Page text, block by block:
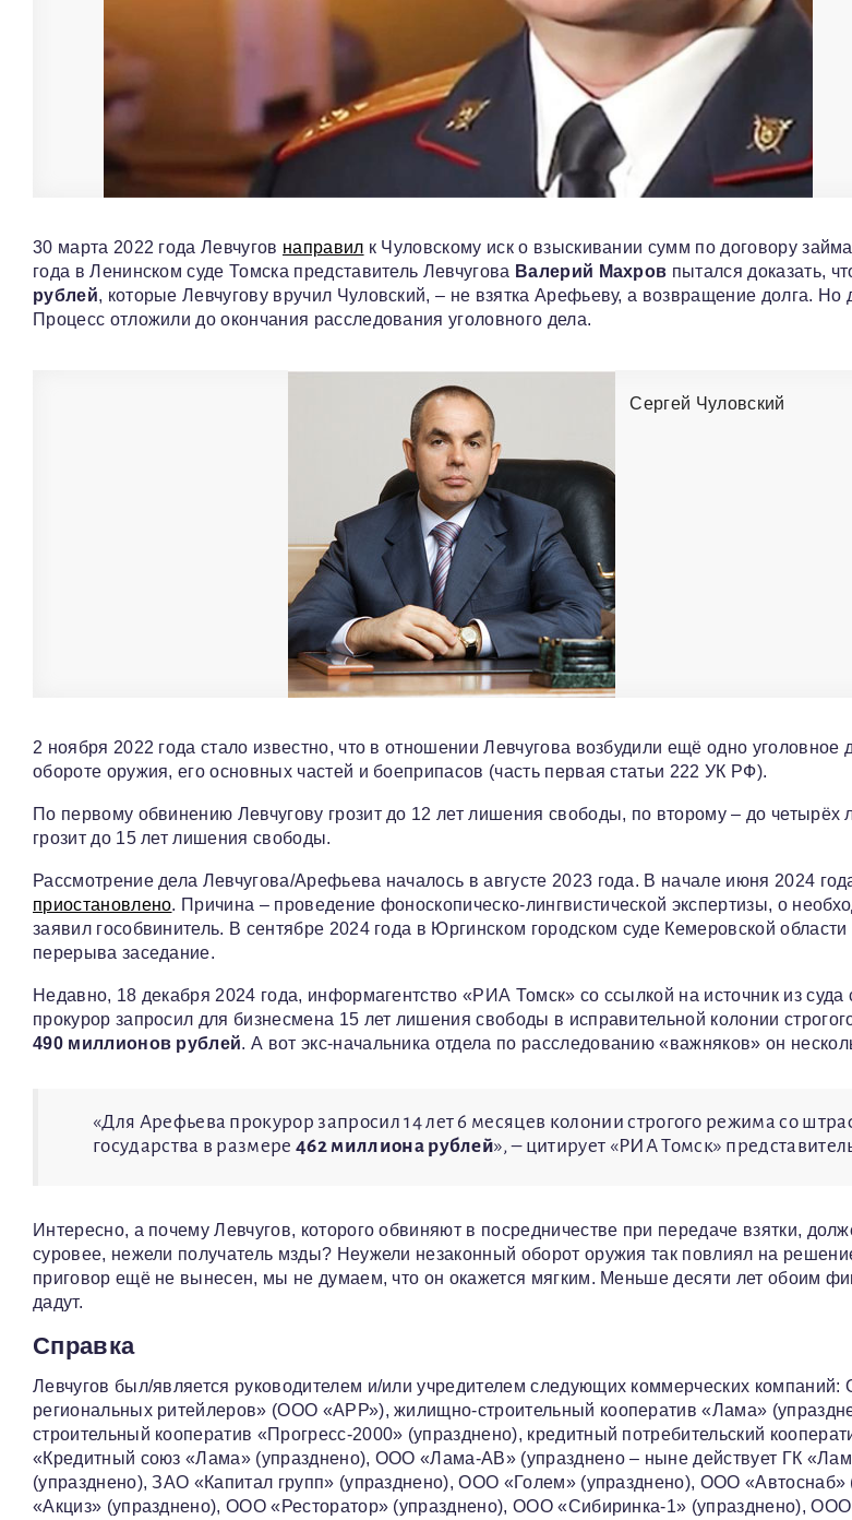
30 марта 2022 года Левчугов направил к Чуловскому иск о взыскивании сумм по договору
года в Ленинском суде Томска представитель Левчугова Валерий Махров пытался доказать,
рублей, которые Левчугову вручил Чуловский, – не взятка Арефьеву, а возвращение долга. Но
Процесс отложили до окончания расследования уголовного дела.
Сергей Чуловский
2 ноября 2022 года стало известно, что в отношении Левчугова возбудили ещё одно уголовное
обороте оружия, его основных частей и боеприпасов (часть первая статьи 222 УК РФ).
По первому обвинению Левчугову грозит до 12 лет лишения свободы, по второму – до четырёх
грозит до 15 лет лишения свободы.
Рассмотрение дела Левчугова/Арефьева началось в августе 2023 года. В начале июня 2024
приостановлено. Причина – проведение фоноскопическо-лингвистической экспертизы, о
заявил гособвинитель. В сентябре 2024 года в Юргинском городском суде Кемеровской
перерыва заседание.
Недавно, 18 декабря 2024 года, информагентство «РИА Томск» со ссылкой на источник из суда
прокурор запросил для бизнесмена 15 лет лишения свободы в исправительной колонии
490 миллионов рублей. А вот экс-начальника отдела по расследованию «важняков» он
«Для Арефьева прокурор запросил 14 лет 6 месяцев колонии строгого режима со
государства в размере462 миллиона рублей», – цитирует «РИА Томск»
Интересно, а почему Левчугов, которого обвиняют в посредничестве при передаче взятки,
суровее, нежели получатель мзды? Неужели незаконный оборот оружия так повлиял на
приговор ещё не вынесен, мы не думаем, что он окажется мягким. Меньше десяти лет обоим
дадут.
Справка
Левчугов был/является руководителем и/или учредителем следующих коммерческих
региональных ритейлеров» (ООО «АРР»), жилищно-строительный кооператив «Лама»
строительный кооператив «Прогресс-2000» (упразднено), кредитный потребительский
«Кредитный союз «Лама» (упразднено), ООО «Лама-АВ» (упразднено – ныне действует ГК
(упразднено), ЗАО «Капитал групп» (упразднено), ООО «Голем» (упразднено), ООО
«Акциз» (упразднено), ООО «Ресторатор» (упразднено), ООО «Сибиринка-1» (упразднено),